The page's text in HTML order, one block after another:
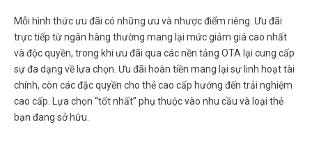
Mỗi hình thức ưu đãi có những ưu và nhược điểm riêng. Ưu đãi
trực tiếp từ ngân hàng thường mang lại mức giảm giá cao nhất
và độc quyền, trong khi ưu đãi qua các nền tảng OTA lại cung cấp
sự đa dạng về lựa chọn. Ưu đãi hoàn tiền mang lại sự linh hoạt tài
chính, còn các đặc quyền cho thẻ cao cấp hướng đến trải nghiệm
cao cấp. Lựa chọn “tốt nhất” phụ thuộc vào nhu cầu và loại thẻ
bạn đang sở hữu.